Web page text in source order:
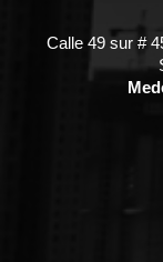
Calle 49 sur #